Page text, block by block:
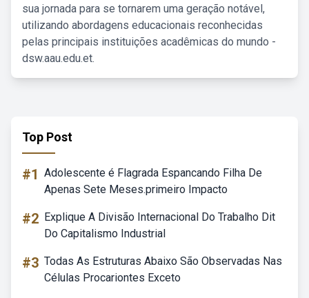
sua jornada para se tornarem uma geração notável,
utilizando abordagens educacionais reconhecidas
pelas principais instituições acadêmicas do mundo -
dsw.aau.edu.et.
Top Post
#1 Adolescente é Flagrada Espancando Filha De
Apenas Sete Meses.primeiro Impacto
#2 Explique A Divisão Internacional Do Trabalho Dit
Do Capitalismo Industrial
#3 Todas As Estruturas Abaixo São Observadas Nas
Células Procariontes Exceto